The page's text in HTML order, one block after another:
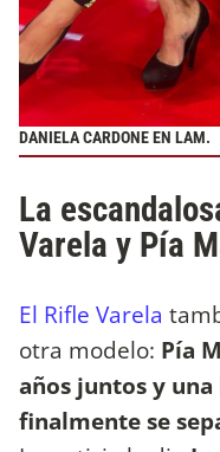
DANIELA CARDONE EN LAM.
La
Varela y Pía
El Rifle Varela
otra modelo: Pía
años juntos y
finalmentese